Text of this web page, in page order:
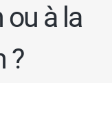
ou à la
?